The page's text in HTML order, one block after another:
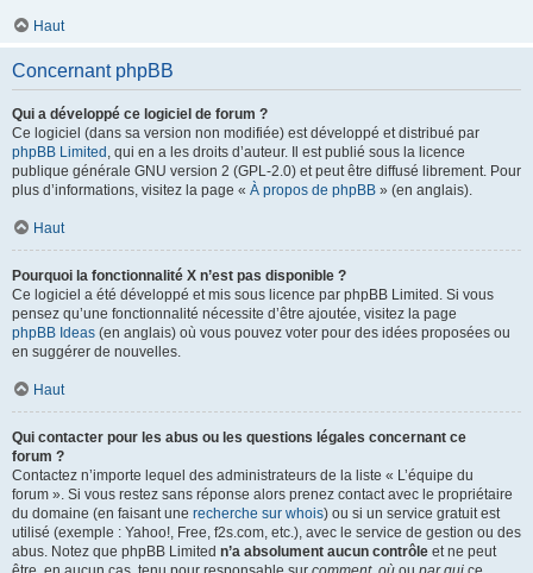
Haut
Concernant phpBB
Qui a développé ce logiciel de forum ?
Ce logiciel (dans sa version non modifiée) est développé et distribué par
phpBB Limited , qui en a les droits d’auteur. Il est publié sous la licence
publique générale GNU version 2 (GPL-2.0) et peut être diffusé librement. Pour
plus d’informations, visitez la page « À propos de phpBB » (en anglais).
Haut
Pourquoi la fonctionnalité X n’est pas disponible ?
Ce logiciel a été développé et mis sous licence par phpBB Limited. Si vous
pensez qu’une fonctionnalité nécessite d’être ajoutée, visitez la page
phpBB Ideas (en anglais) où vous pouvez voter pour des idées proposées ou
en suggérer de nouvelles.
Haut
Qui contacter pour les abus ou les questions légales concernant ce
forum ?
Contactez n’importe lequel des administrateurs de la liste « L’équipe du
forum ». Si vous restez sans réponse alors prenez contact avec le propriétaire
du domaine (en faisant une recherche sur whois) ou si un service gratuit est
utilisé (exemple : Yahoo!, Free, f2s.com, etc.), avec le service de gestion ou des
abus. Notez que phpBB Limited n’a absolument aucun contrôle et ne peut